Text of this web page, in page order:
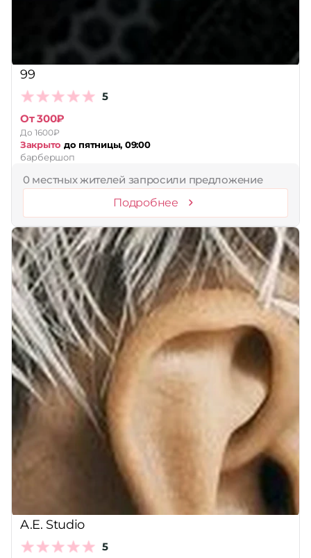
99
5
От 300₽
До 1600₽
Закрыто до пятницы, 09:00
барбершоп
0 местных жителей запросили предложение
Подробнее
A.E. Studio
5